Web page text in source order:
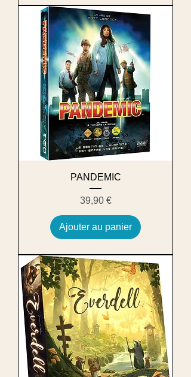
PANDEMIC
Prix
39,90 €
Ajouter au panier